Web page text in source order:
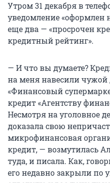
Утром 31 декабря в
уведомление «оформлен
еще два — «просрочен
кредитный рейтинг».
— И что вы думаете?
на меня навесили чужой
«Финансовый
кредит «Агентству
Несмотря на уголовное
доказала свою
микрофинансовая
кредит, — возмутилась
туда, и писала. Как,
его недавно закрыли по